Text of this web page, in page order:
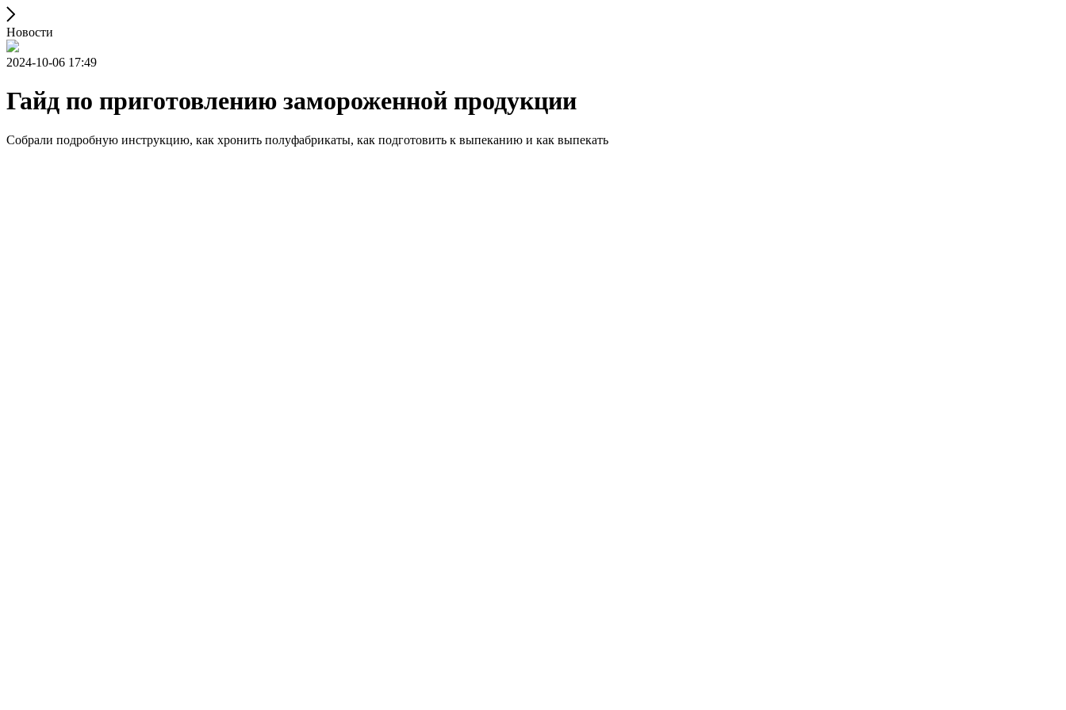
Новости
2024-10-06 17:49
Гайд по приготовлению замороженной продукции
Собрали подробную инструкцию, как хронить полуфабрикаты, как подготовить к выпеканию и как выпекать